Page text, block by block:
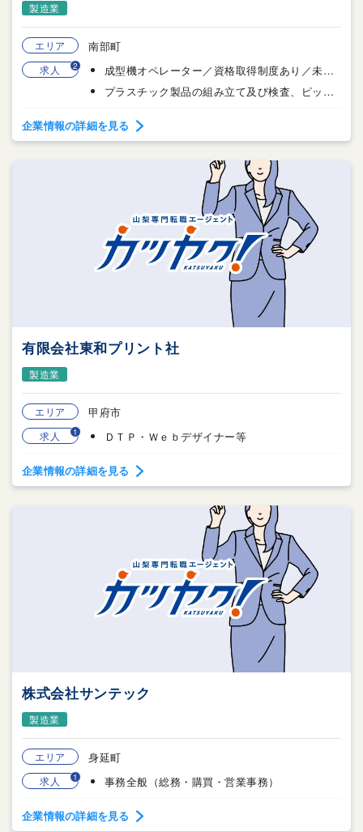
製造業
エリア 南部町
求人 2
成型機オペレーター／資格取得制度あり／未経験可
プラスチック製品の組み立て及び検査、ピッキング作業
企業情報の詳細を見る
有限会社東和プリント社
製造業
エリア 甲府市
求人 1 ＤＴＰ・Ｗｅｂデザイナー等
企業情報の詳細を見る
株式会社サンテック
製造業
エリア 身延町
求人 1 事務全般（総務・購買・営業事務）
企業情報の詳細を見る